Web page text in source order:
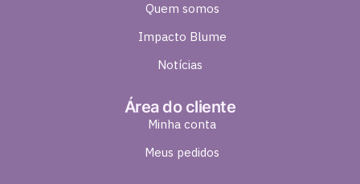
Quem somos
Impacto Blume
Notícias
Área do cliente
Minha conta
Meus pedidos